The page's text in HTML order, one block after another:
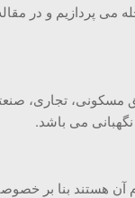
پردازیم و در
تجاری،
می باشد.
آن هستند بنا بر